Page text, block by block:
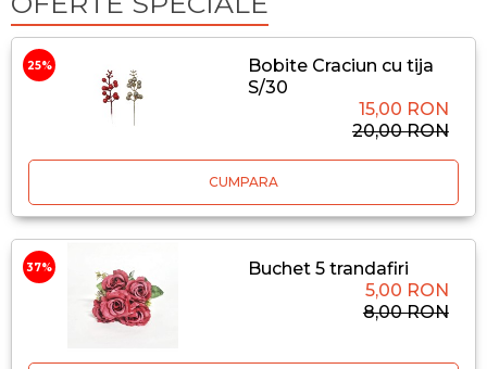
25%
Bobite Craciun cu tija
S/30
15,00 RON
20,00 RON
CUMPARA
37%
Buchet 5 trandafiri
5,00 RON
8,00 RON